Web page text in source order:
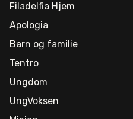
Filadelfia Hjem
Apologia
Barn og familie
Tentro
Ungdom
UngVoksen